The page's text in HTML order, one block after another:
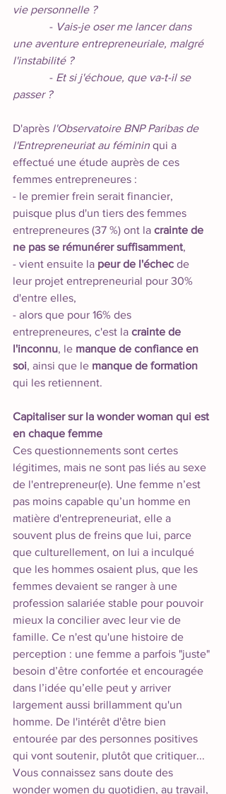
vie personnelle ?
             -
Vais-je oser me lancer dans
une aventure entrepreneuriale, malgré
l'instabilité ?
             -
Et si j'échoue, que va-t-il se
passer ?
D'après l'Observatoire BNP Paribas de
l'Entrepreneuriat au féminin qui a
effectué une étude auprès de ces
femmes entrepreneures :
- le premier frein serait financier,
puisque plus d'un tiers des femmes
entrepreneures (37 %) ont la crainte de
ne pas se rémunérer suffisamment,
- vient ensuite la peur de l'échec de
leur projet entrepreneurial pour 30%
d'entre elles,
- alors que pour 16% des
entrepreneures, c'est la crainte de
l'inconnu, le manque de confiance en
soi, ainsi que le manque de formation
qui les retiennent.
Capitaliser sur la wonder woman qui est
en chaque femme
Ces questionnements sont certes
légitimes, mais ne sont pas liés au sexe
de l'entrepreneur(e). Une femme n’est
pas moins capable qu’un homme en
matière d'entrepreneuriat, elle a
souvent plus de freins que lui, parce
que culturellement, on lui a inculqué
que les hommes osaient plus, que les
femmes devaient se ranger à une
profession salariée stable pour pouvoir
mieux la concilier avec leur vie de
famille. Ce n'est qu'une histoire de
perception : une femme a parfois "juste"
besoin d’être confortée et encouragée
dans l’idée qu’elle peut y arriver
largement aussi brillamment qu'un
homme. De l'intérêt d'être bien
entourée par des personnes positives
qui vont soutenir, plutôt que critiquer...
Vous connaissez sans doute des
wonder women du quotidien, au travail,